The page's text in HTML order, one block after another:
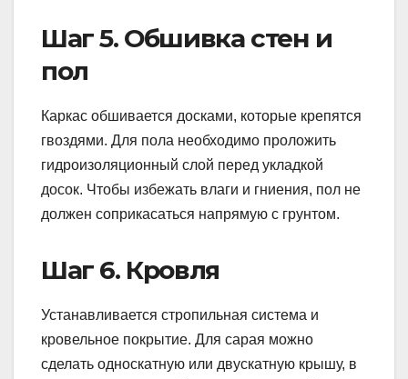
Шаг 5. Обшивка стен и
пол
Каркас обшивается досками, которые крепятся
гвоздями. Для пола необходимо проложить
гидроизоляционный слой перед укладкой
досок. Чтобы избежать влаги и гниения, пол не
должен соприкасаться напрямую с грунтом.
Шаг 6. Кровля
Устанавливается стропильная система и
кровельное покрытие. Для сарая можно
сделать односкатную или двускатную крышу, в